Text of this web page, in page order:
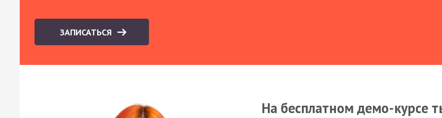
ЗАПИСАТЬСЯ
На бесплатном демо-курсе